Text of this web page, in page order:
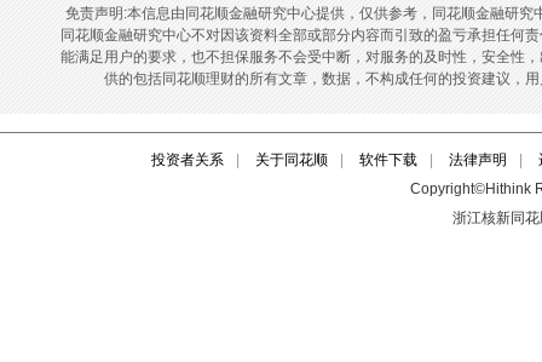
投资者关系 关于同花顺 软件下载 法律声明
Copyright©Hithink
浙江核新同